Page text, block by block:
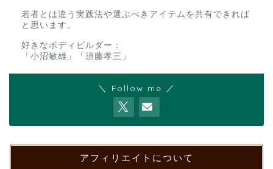
若者とは違う実践法や選ぶべきアイテムを共有できれば
と思います。
好きなボディビルダー：
「小沼敏雄」「須藤孝三」
＼ Follow me ／
アフィリエイトについて